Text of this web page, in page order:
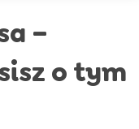
–
o tym